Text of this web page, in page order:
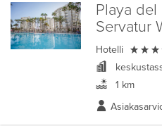
Playa del
Servatur
Hotelli 
1 km